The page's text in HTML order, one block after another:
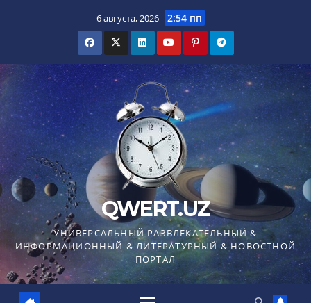
6 августа, 2026 2:54 пп
QWERT.UZ
УНИВЕРСАЛЬНЫЙ РАЗВЛЕКАТЕЛЬНЫЙ &
ИНФОРМАЦИОННЫЙ & ЛИТЕРАТУРНЫЙ & НОВОСТНОЙ
ПОРТАЛ